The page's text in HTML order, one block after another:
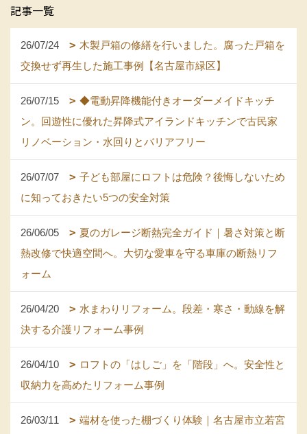
記事一覧
26/07/24
木製戸箱の修繕を行いました。腐った戸箱を
交換せず再生した施工事例【名古屋市緑区】
26/07/15
◆電動昇降機能付きオーダーメイドキッチ
ン。回遊性に優れた昇降式アイランドキッチンで古民家
リノベーション・水回りとバリアフリー
26/07/07
子ども部屋にロフトは危険？後悔しないため
に知っておきたい5つの安全対策
26/06/05
夏のガレージ断熱完全ガイド｜暑さ対策と断
熱改修で快適空間へ。大切な愛車を守る車庫の断熱リフ
ォーム
26/04/20
水まわりリフォーム。段差・寒さ・動線を解
決する介護リフォーム事例
26/04/10
ロフトの「はしご」を「階段」へ。安全性と
収納力を高めたリフォーム事例
26/03/11
端材を使った棚づくり体験｜名古屋市立若宮